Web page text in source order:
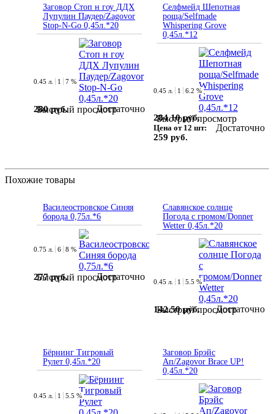
Заговор Стоп н гоу ДДХ
Лупулин Паудер/Zagovor
Stop-N-Go 0,45л.*20
Быстрый просмотр
0.45 л. 1 7 %
280 руб. Достаточно
Селфмейд Шепотная
роща/Selfmade
Whispering Grove
0,45л.*12
Быстрый просмотр
0.45 л. 1 6.2 %
284.10 руб.
Цена от 12 шт:
259 руб.
Достаточно
Похожие товары
Василеостровское Синяя
борода 0,75л.*6
Быстрый просмотр
0.75 л. 6 8 %
277 руб. Достаточно
Славянское солнце
Погода с громом/Donner
Wetter 0,45л.*20
Быстрый просмотр
0.45 л. 1 5.5 %
142.50 руб. Достаточно
Бёрнинг Тигровый
Рулет 0,45л.*20
0.45 л. 1 5.5 %
Заговор Брэйс
Ап/Zagovor Brace UP!
0,45л.*20